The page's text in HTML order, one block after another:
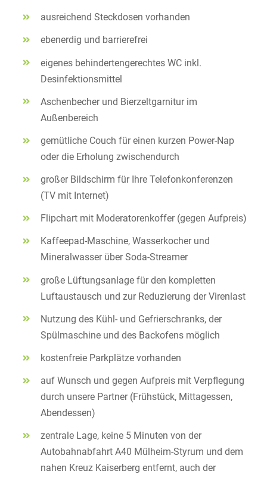
ausreichend Steckdosen vorhanden
ebenerdig und barrierefrei
eigenes behindertengerechtes WC inkl.
Desinfektionsmittel
Aschenbecher und Bierzeltgarnitur im
Außenbereich
gemütliche Couch für einen kurzen Power-Nap
oder die Erholung zwischendurch
großer Bildschirm für Ihre Telefonkonferenzen
(TV mit Internet)
Flipchart mit Moderatorenkoffer (gegen Aufpreis)
Kaffeepad-Maschine, Wasserkocher und
Mineralwasser über Soda-Streamer
große Lüftungsanlage für den kompletten
Luftaustausch und zur Reduzierung der Virenlast
Nutzung des Kühl- und Gefrierschranks, der
Spülmaschine und des Backofens möglich
kostenfreie Parkplätze vorhanden
auf Wunsch und gegen Aufpreis mit Verpflegung
durch unsere Partner (Frühstück, Mittagessen,
Abendessen)
zentrale Lage, keine 5 Minuten von der
Autobahnabfahrt A40 Mülheim-Styrum und dem
nahen Kreuz Kaiserberg entfernt, auch der